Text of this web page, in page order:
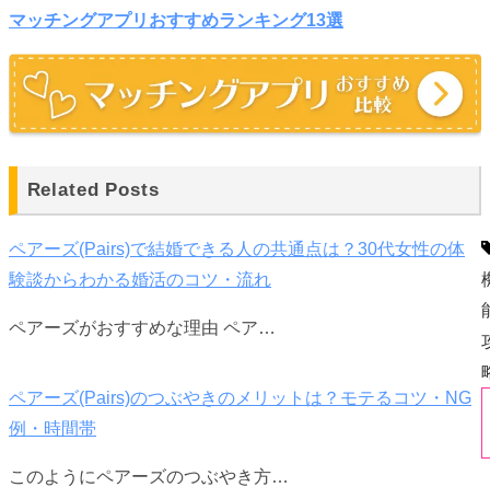
マッチングアプリおすすめランキング13選
Related Posts
ペアーズ(Pairs)で結婚できる人の共通点は？30代女性の体
験談からわかる婚活のコツ・流れ
ペアーズがおすすめな理由 ペア…
ペアーズ(Pairs)のつぶやきのメリットは？モテるコツ・NG
例・時間帯
このようにペアーズのつぶやき方…